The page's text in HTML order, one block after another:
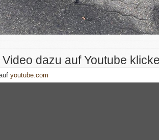
dazu auf Youtube
youtube.com